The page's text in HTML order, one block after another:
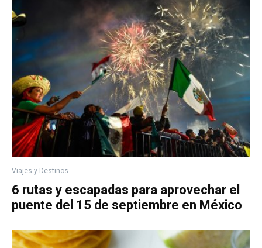
Viajes y Destinos
6 rutas y escapadas para aprovechar el
puente del 15 de septiembre en México